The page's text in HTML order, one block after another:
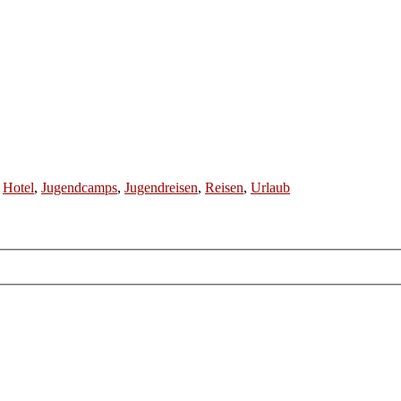
Hotel, Jugendcamps, Jugendreisen, Reisen, Urlaub